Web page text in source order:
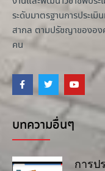
ระดับมาตรฐานการประเมิ
สากล ตามปรัชญาขององ
คน
บทความอื่นๆ
การป